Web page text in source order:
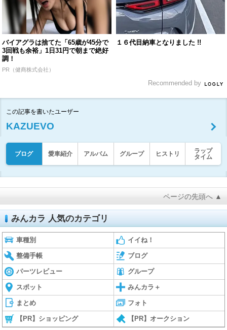
バイアグラは捨てた「65歳が45分で
3回戦も余裕」1日31円で朝まで絶好
調！
PR（健商株式会社）
１６代目納車となりました !!
Recommended by
この記事を書いたユーザー
KAZUEVO
ブログ 愛車紹介 アルバム グループ ヒストリ
ラップ
タイム
ページの先頭へ ▲
みんカラ 人気のカテゴリ
車種別 イイね！
整備手帳 ブログ
パーツレビュー グループ
スポット みんカラ＋
まとめ フォト
【PR】ショッピング 【PR】オークション